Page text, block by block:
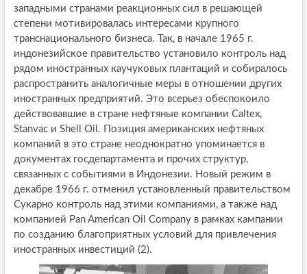
западными странами реакционных сил в решающей
степени мотивировалась интересами крупного
транснационального бизнеса. Так, в начале 1965 г.
индонезийское правительство установило контроль над
рядом иностранных каучуковых плантаций и собиралось
распространить аналогичные меры в отношении других
иностранных предприятий. Это всерьез обеспокоило
действовавшие в стране нефтяные компании Caltex,
Stanvac и Shell Oil. Позиция американских нефтяных
компаний в это стране неоднократно упоминается в
документах госдепартамента и прочих структур,
связанных с событиями в Индонезии. Новый режим в
декабре 1966 г. отменил установленный правительством
Сукарно контроль над этими компаниями, а также над
компанией Pan American Oil Company в рамках кампании
по созданию благоприятных условий для привлечения
иностранных инвестиций (2).